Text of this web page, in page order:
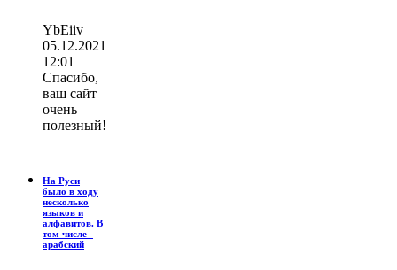
YbEiiv
05.12.2021
12:01
Спасибо,
ваш сайт
очень
полезный!
На Руси
было в ходу
несколько
языков и
алфавитов. В
том числе -
арабский